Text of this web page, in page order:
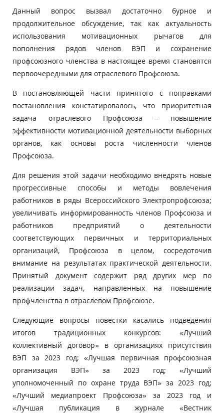
Данный вопрос вызвал достаточно бурное и
продолжительное обсуждение, так как актуальность
использования мотивационных рычагов для
пополнения рядов членов ВЭП и сохранение
профсоюзного членства в настоящее время становятся
первоочередными для отраслевого Профсоюза.
В постановляющей части принятого с поправками
постановления констатировалось, что приоритетная
задача отраслевого Профсоюза – повышение
эффективности мотивационной деятельности выборных
органов, как основы роста численности членов
Профсоюза.
Для решения этой задачи необходимо внедрять новые
прогрессивные способы и методы вовлечения
работников в ряды Всероссийского Электропрофсоюза;
увеличивать информированность членов Профсоюза и
работников предприятий о деятельности
соответствующих первичных и территориальных
организаций, Профсоюза в целом, сосредоточив
внимание на результатах практической деятельности.
Принятый документ содержит ряд других мер по
реализации задач, направленных на повышение
профчленства в отраслевом Профсоюзе.
Следующие вопросы повестки касались подведения
итогов традиционных конкурсов: «Лучший
коллективный договор» в организациях присутствия
ВЭП за 2023 год; «Лучшая первичная профсоюзная
организация ВЭП» за 2023 год; «Лучший
уполномоченный по охране труда ВЭП» за 2023 год;
«Лучший медиапроект Профсоюза» за 2023 год и
«Лучшая публикация в журнале «Вестник